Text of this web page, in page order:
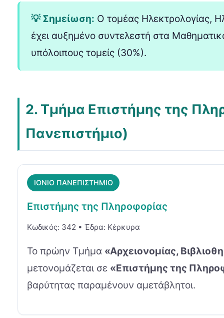
💡 Σημείωση: Ο τομέας Ηλεκτρολογίας,
έχει αυξημένο συντελεστή στα
υπόλοιπους τομείς (30%).
2. Τμήμα Επιστήμης της
Πανεπιστήμιο)
ΙΟΝΙΟ ΠΑΝΕΠΙΣΤΗΜΙΟ
Επιστήμης της Πληροφορίας
Κωδικός: 342 • Έδρα: Κέρκυρα
Το πρώην Τμήμα «Αρχειονομίας,
μετονομάζεται σε «Επιστήμης της
βαρύτητας παραμένουν αμετάβλητοι.